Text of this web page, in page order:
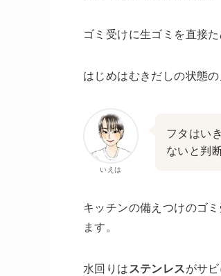
ゴミ受けに生ゴミを直接
はじめはむきだしの状態
いえは
フタはい
ないと判
キッチンの備えつけのゴ
ます。
水回りは ステンレスがサビ